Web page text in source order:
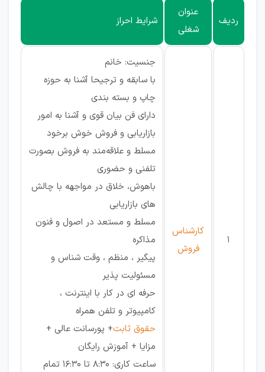
ردیف
عنوان
شغلی
شرایط احراز
1
کارشناس
فروش
جنسیت: خانم
با سابقه و ترجیحا آشنا به حوزه
چاپ و بسته بندی
دارای فن بیان قوی و آشنا به امور
بازاریابی و فروش خوش برخود
مسلط و علاقه‌مند به فروش بصورت
تلفنی و حضوری
باهوش، خلاق در مواجهه با چالش
های بازاریابی
مسلط و مستعد در اصول و فنون
مذاکره
پیگیر ، منظم ، وقت شناس و
مسئولیت پذیر
حرفه ای در کار با اینترنت ،
کامپیوتر و تلفن همراه
حقوق ثابت+ پورسانت عالی +
مزایا + آموزش رایگان
ساعت کاری: 8:30 تا 16:30 تمام